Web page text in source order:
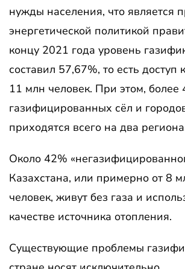
нужды населения, что является
энергетической политикой
концу 2021 года уровень
составил 57,67%, то есть доступ
11 млн человек. При этом, более
газифицированных сёл и
приходятся всего на два
Около 42%
Казахстана, или примерно от 8
человек, живут без газа и
качестве источника отопления.
Существующие проблемы